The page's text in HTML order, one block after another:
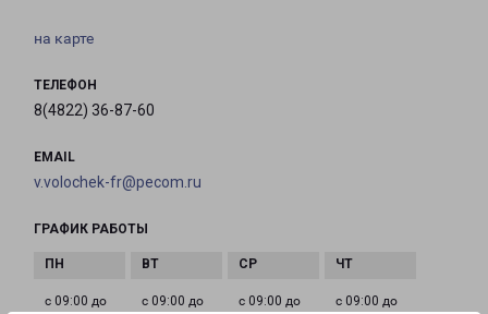
на карте
ТЕЛЕФОН
8(4822) 36-87-60
EMAIL
v.volochek-fr@pecom.ru
ГРАФИК РАБОТЫ
с 09:00 до с 09:00 до с 09:00 до с 09:00 до